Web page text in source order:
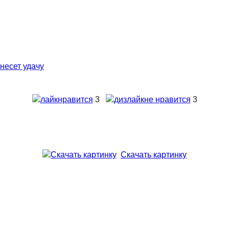
нравится 3 не нравится 3
Скачать картинку